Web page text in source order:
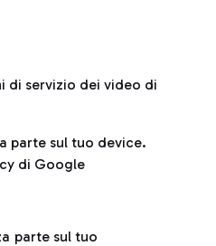
di servizio dei video di
parte sul tuo device.
di Google
parte sul tuo